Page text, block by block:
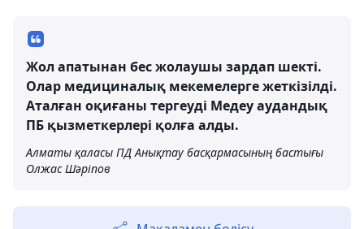
Жол апатынан бес жолаушы зардап шекті.
Олар медициналық мекемелерге жеткізілді.
Аталған оқиғаны тергеуді Медеу аудандық
ПБ қызметкерлері қолға алды.
Алматы қаласы ПД Анықтау басқармасының бастығы
Олжас Шәріпов